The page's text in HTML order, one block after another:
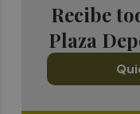
Recibe
Plaza